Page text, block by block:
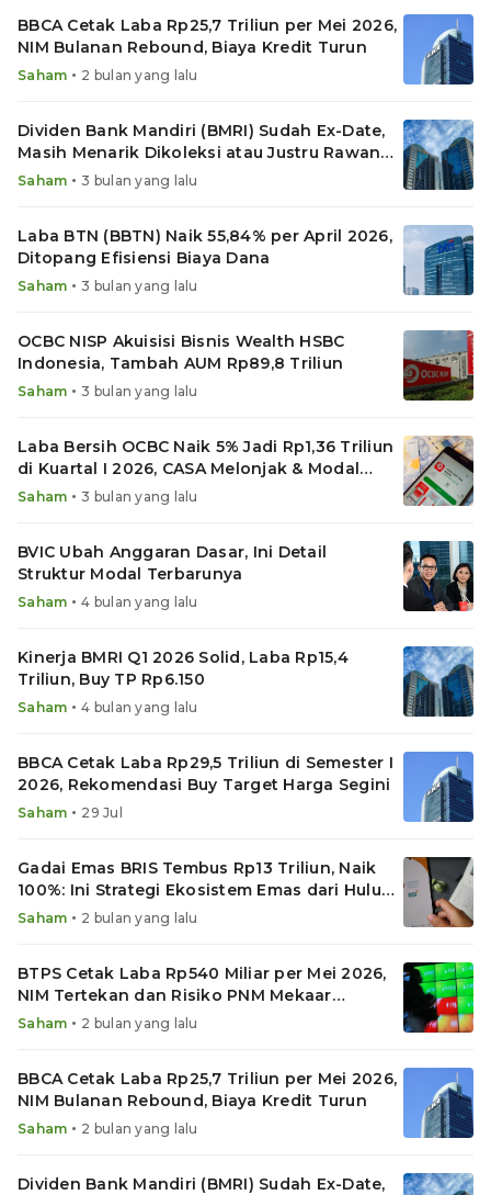
BBCA Cetak Laba Rp25,7 Triliun per Mei 2026,
NIM Bulanan Rebound, Biaya Kredit Turun
Saham • 2 bulan yang lalu
Dividen Bank Mandiri (BMRI) Sudah Ex-Date,
Masih Menarik Dikoleksi atau Justru Rawan
Koreksi?
Saham • 3 bulan yang lalu
Laba BTN (BBTN) Naik 55,84% per April 2026,
Ditopang Efisiensi Biaya Dana
Saham • 3 bulan yang lalu
OCBC NISP Akuisisi Bisnis Wealth HSBC
Indonesia, Tambah AUM Rp89,8 Triliun
Saham • 3 bulan yang lalu
Laba Bersih OCBC Naik 5% Jadi Rp1,36 Triliun
di Kuartal I 2026, CASA Melonjak & Modal
Menguat
Saham • 3 bulan yang lalu
BVIC Ubah Anggaran Dasar, Ini Detail
Struktur Modal Terbarunya
Saham • 4 bulan yang lalu
Kinerja BMRI Q1 2026 Solid, Laba Rp15,4
Triliun, Buy TP Rp6.150
Saham • 4 bulan yang lalu
BBCA Cetak Laba Rp29,5 Triliun di Semester I
2026, Rekomendasi Buy Target Harga Segini
Saham • 29 Jul
Gadai Emas BRIS Tembus Rp13 Triliun, Naik
100%: Ini Strategi Ekosistem Emas dari Hulu
ke Hilir
Saham • 2 bulan yang lalu
BTPS Cetak Laba Rp540 Miliar per Mei 2026,
NIM Tertekan dan Risiko PNM Mekaar
Membayangi
Saham • 2 bulan yang lalu
BBCA Cetak Laba Rp25,7 Triliun per Mei 2026,
NIM Bulanan Rebound, Biaya Kredit Turun
Saham • 2 bulan yang lalu
Dividen Bank Mandiri (BMRI) Sudah Ex-Date,